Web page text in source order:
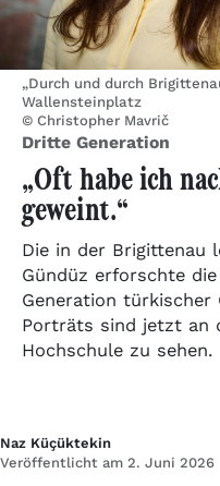
„Durch und durch
Wallensteinplatz
© Christopher Mavrič
Dritte Generation
„Oft habe ich
geweint.“
Die in der Brigittenau
Gündüz erforschte
Generation türkischer
Porträts sind jetzt an
Hochschule zu sehen.
Naz Küçüktekin
Veröffentlicht am 2. Juni 2026